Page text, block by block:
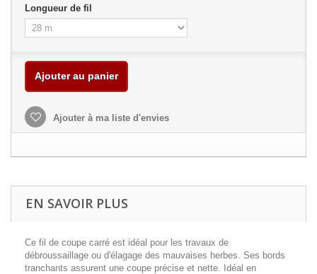
Longueur de fil
Ajouter au panier
Ajouter à ma liste d'envies
EN SAVOIR PLUS
Ce fil de coupe carré est idéal pour les travaux de
débroussaillage ou d'élagage des mauvaises herbes. Ses bords
tranchants assurent une coupe précise et nette. Idéal en